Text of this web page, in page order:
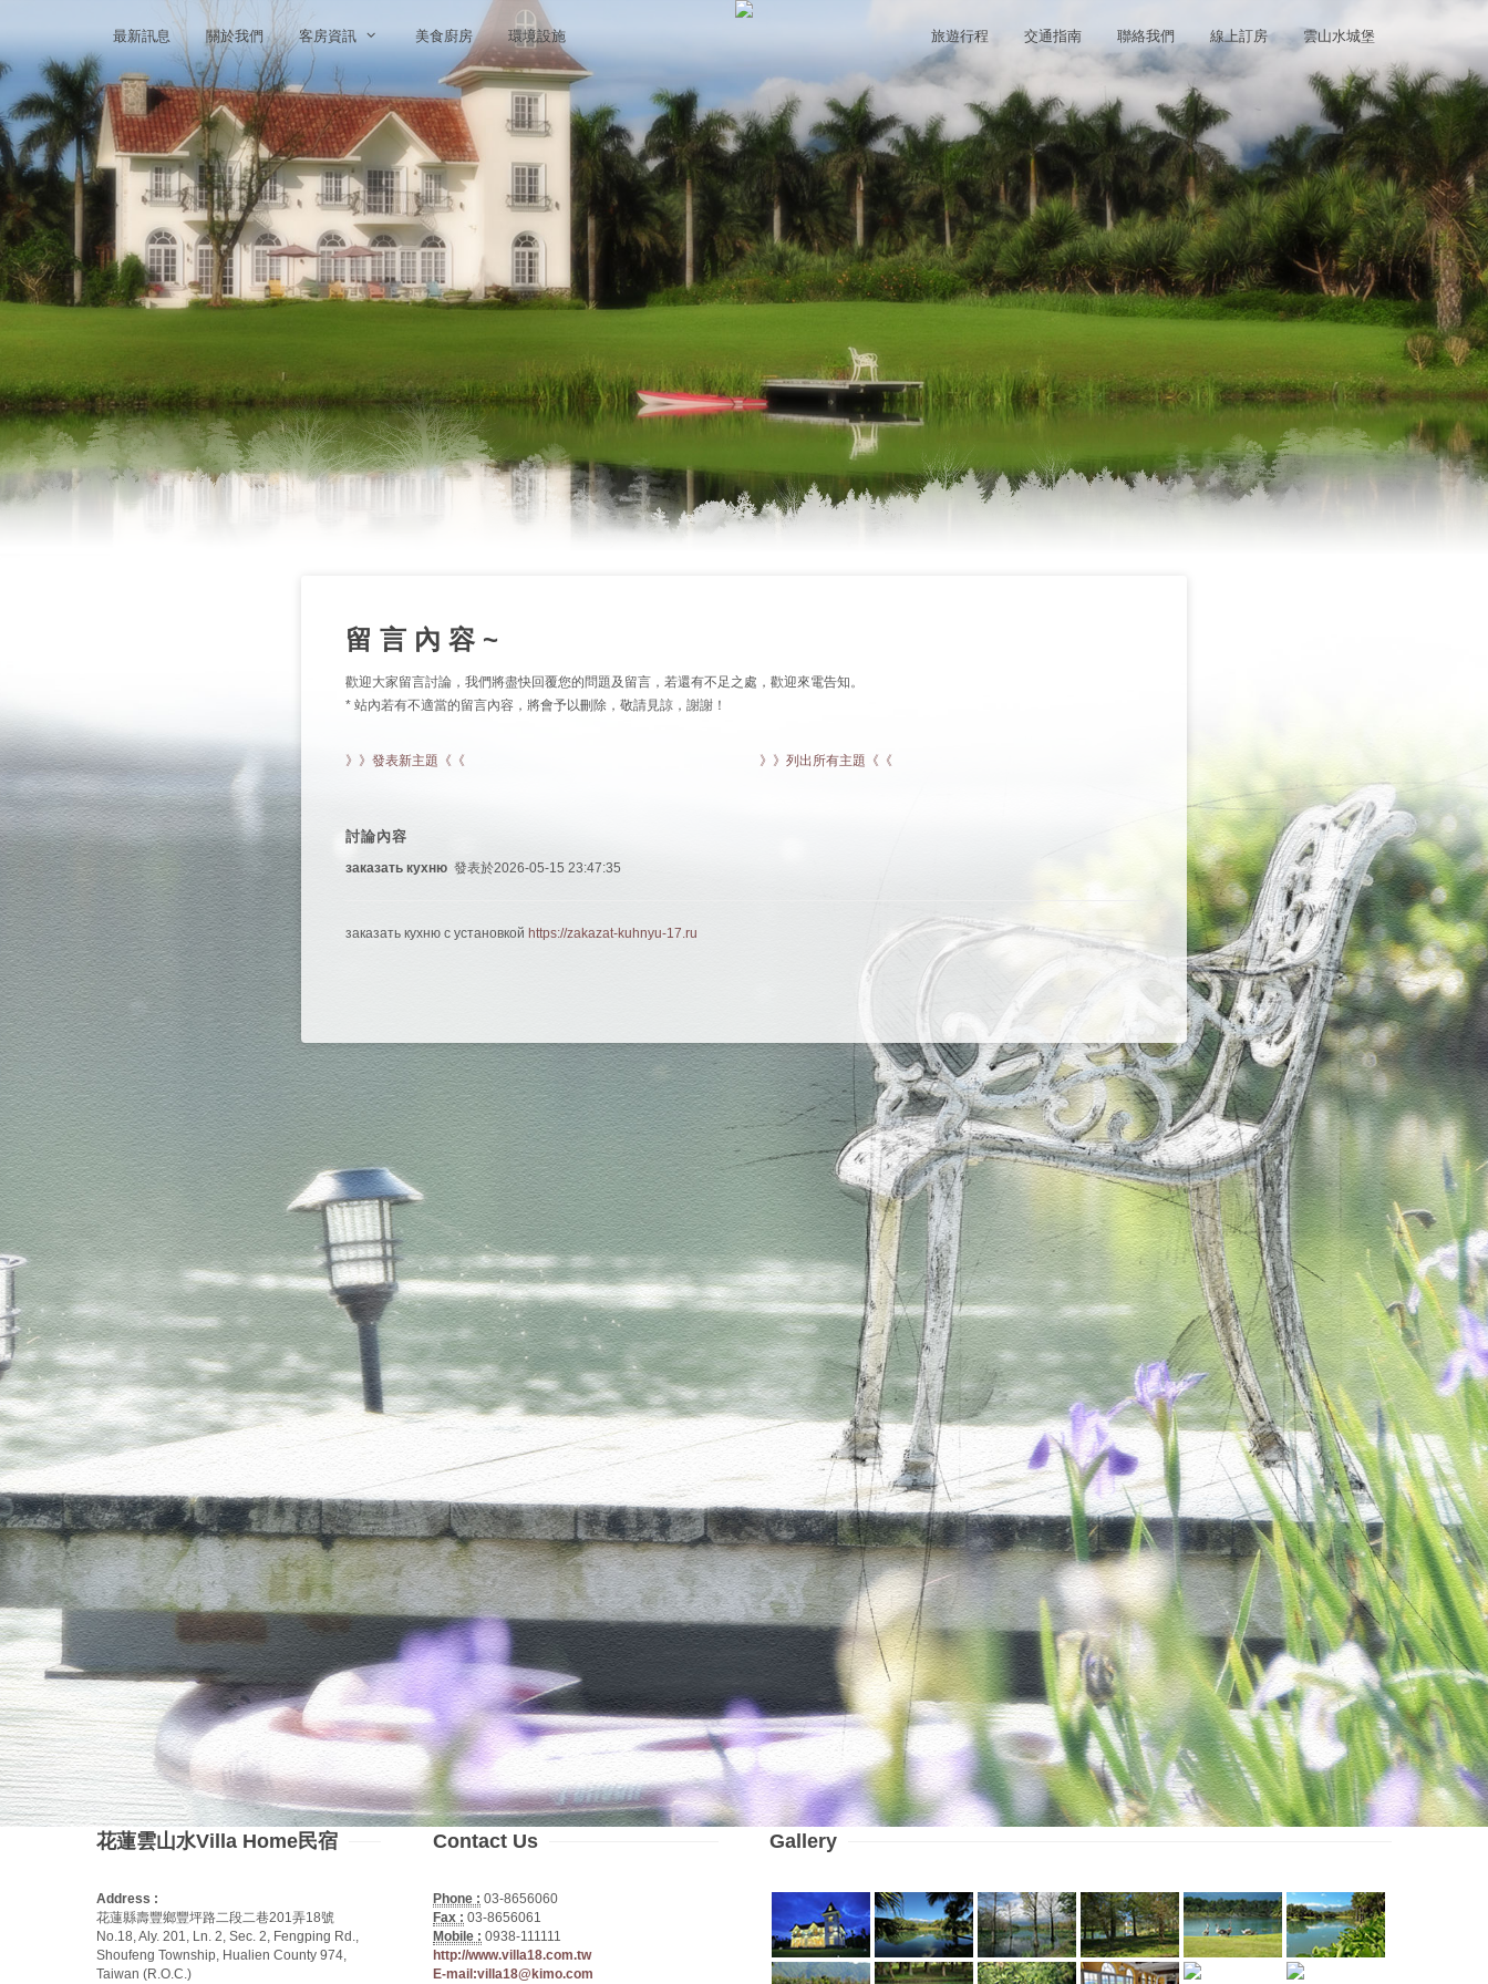
最新訊息 關於我們 客房資訊 美食廚房 環境設施 旅遊行程 交通指南 聯絡我們 線上訂房 雲山水城堡
留 言 內 容 ~
歡迎大家留言討論，我們將盡快回覆您的問題及留言，若還有不足之處，歡迎來電告知。
* 站內若有不適當的留言內容，將會予以刪除，敬請見諒，謝謝！
》》發表新主題《《 》》列出所有主題《《
討論內容
заказать кухню 發表於2026-05-15 23:47:35
заказать кухню с установкой https://zakazat-kuhnyu-17.ru
花蓮雲山水Villa Home民宿
Address :
花蓮縣壽豐鄉豐坪路二段二巷201弄18號
No.18, Aly. 201, Ln. 2, Sec. 2, Fengping Rd.,
Shoufeng Township, Hualien County 974,
Taiwan (R.O.C.)
Contact Us
Phone : 03-8656060
Fax : 03-8656061
Mobile : 0938-111111
http://www.villa18.com.tw
E-mail:villa18@kimo.com
Gallery